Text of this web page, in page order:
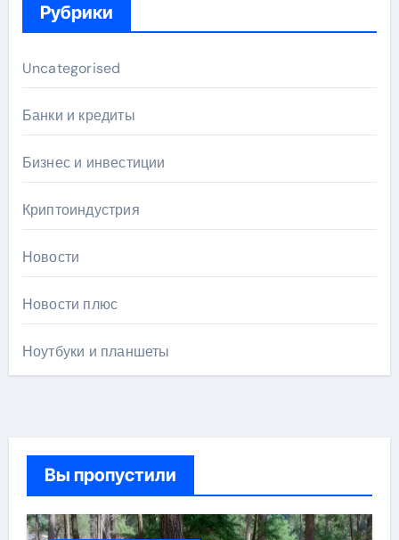
Рубрики
Uncategorised
Банки и кредиты
Бизнес и инвестиции
Криптоиндустрия
Новости
Новости плюс
Ноутбуки и планшеты
Вы пропустили